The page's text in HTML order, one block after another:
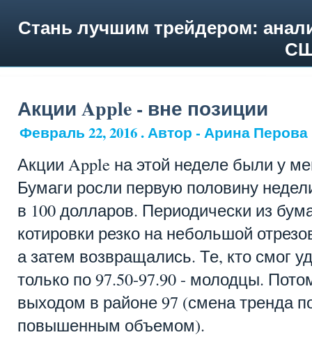
Стань лучшим трейдером:
Акции Apple - вне позиции
Февраль 22, 2016 . Автор - Арина Перова
Акции Apple на этой неделе были у
Бумаги росли первую половину
в 100 долларов. Периодически из
котировки резко на небольшой
а затем возвращались. Те, кто смог
только по 97.50-97.90 - молодцы.
выходом в районе 97 (смена тренда
повышенным объемом).